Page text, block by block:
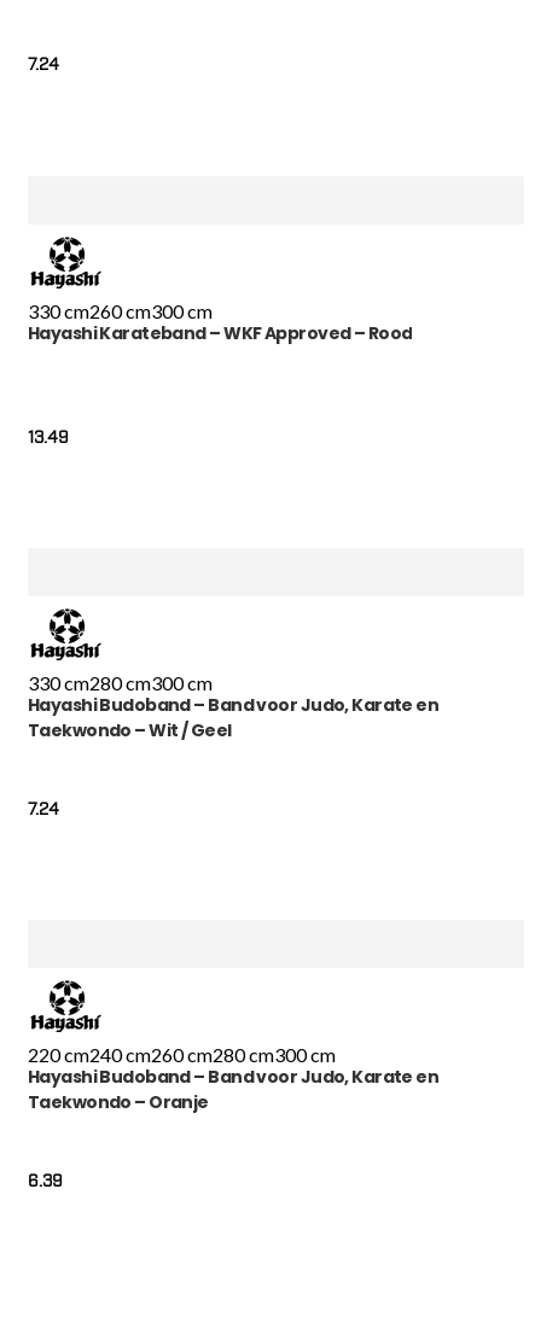
7.24
330 cm260 cm300 cm
Hayashi Karateband – WKF Approved – Rood
13.49
330 cm280 cm300 cm
Hayashi Budoband – Band voor Judo, Karate en
Taekwondo – Wit / Geel
7.24
220 cm240 cm260 cm280 cm300 cm
Hayashi Budoband – Band voor Judo, Karate en
Taekwondo – Oranje
6.39